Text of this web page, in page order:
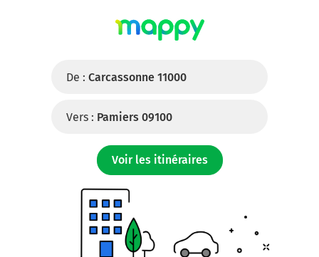
De : Carcassonne 11000
Vers : Pamiers 09100
Voir les itinéraires